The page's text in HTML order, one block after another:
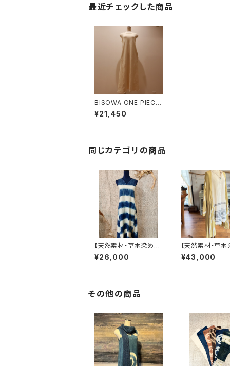
最近チェックした商品
BISOWA ONE PIECE
【NATURAL】
¥21,450
同じカテゴリの商品
【天然素材・草木染め】
ノースリーブワンピース
ヘンプオーガニックコッ
¥26,000
【天然素材・草木
カシュクールド
ンブー
¥43,000
その他の商品